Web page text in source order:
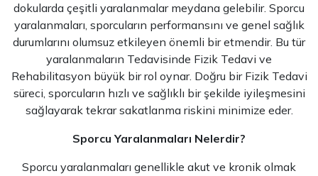
dokularda çeşitli yaralanmalar meydana gelebilir. Sporcu
yaralanmaları, sporcuların performansını ve genel sağlık
durumlarını olumsuz etkileyen önemli bir etmendir. Bu tür
yaralanmaların Tedavisinde Fizik Tedavi ve
Rehabilitasyon büyük bir rol oynar. Doğru bir Fizik Tedavi
süreci, sporcuların hızlı ve sağlıklı bir şekilde iyileşmesini
sağlayarak tekrar sakatlanma riskini minimize eder.
Sporcu Yaralanmaları Nelerdir?
Sporcu yaralanmaları genellikle akut ve kronik olmak